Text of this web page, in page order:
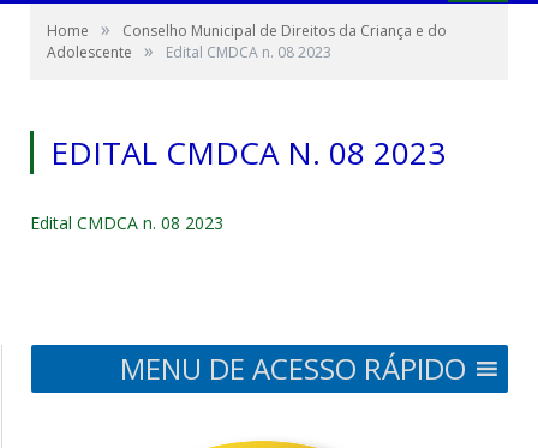
Home »
Conselho Municipal de Direitos da Criança e do
Adolescente
» Edital CMDCA n. 08 2023
EDITAL CMDCA N. 08 2023
Edital CMDCA n. 08 2023
MENU DE ACESSO RÁPIDO